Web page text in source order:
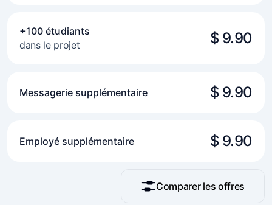
Comparer les offres
+100 étudiants
dans le projet
$ 9.90
Messagerie supplémentaire $ 9.90
Employé supplémentaire $ 9.90